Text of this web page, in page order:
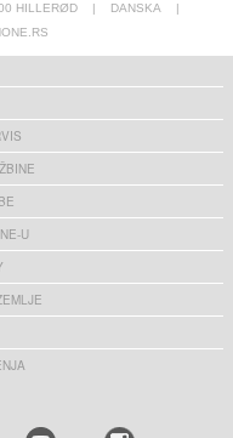
HILLERØD | DANSKA
|
U